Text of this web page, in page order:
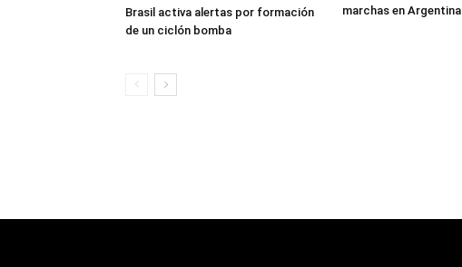
Brasil activa alertas por formación
de un ciclón bomba
marchas en Argentina